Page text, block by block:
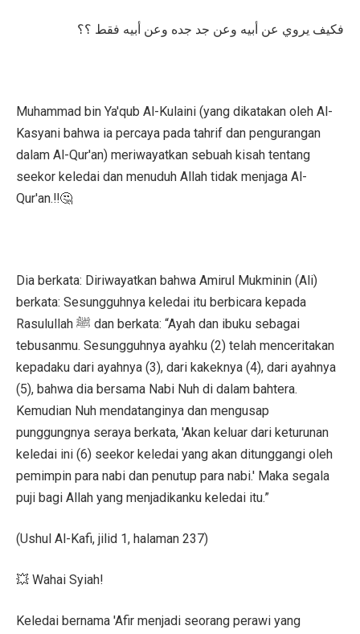
فكيف يروي عن أبيه وعن جد جده وعن أبيه فقط ؟؟
Muhammad bin Ya'qub Al-Kulaini (yang dikatakan oleh Al-
Kasyani bahwa ia percaya pada tahrif dan pengurangan
dalam Al-Qur'an) meriwayatkan sebuah kisah tentang
seekor keledai dan menuduh Allah tidak menjaga Al-
Qur'an.‼️🤔
Dia berkata: Diriwayatkan bahwa Amirul Mukminin (Ali)
berkata: Sesungguhnya keledai itu berbicara kepada
Rasulullah ﷺ dan berkata: “Ayah dan ibuku sebagai
tebusanmu. Sesungguhnya ayahku (2) telah menceritakan
kepadaku dari ayahnya (3), dari kakeknya (4), dari ayahnya
(5), bahwa dia bersama Nabi Nuh di dalam bahtera.
Kemudian Nuh mendatanginya dan mengusap
punggungnya seraya berkata, 'Akan keluar dari keturunan
keledai ini (6) seekor keledai yang akan ditunggangi oleh
pemimpin para nabi dan penutup para nabi.' Maka segala
puji bagi Allah yang menjadikanku keledai itu.”
(Ushul Al-Kafi, jilid 1, halaman 237)
💥 Wahai Syiah!
Keledai bernama 'Afir menjadi seorang perawi yang